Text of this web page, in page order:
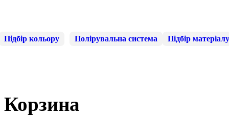
Підбір кольору Полірувальна система Підбір матеріалу
Корзина